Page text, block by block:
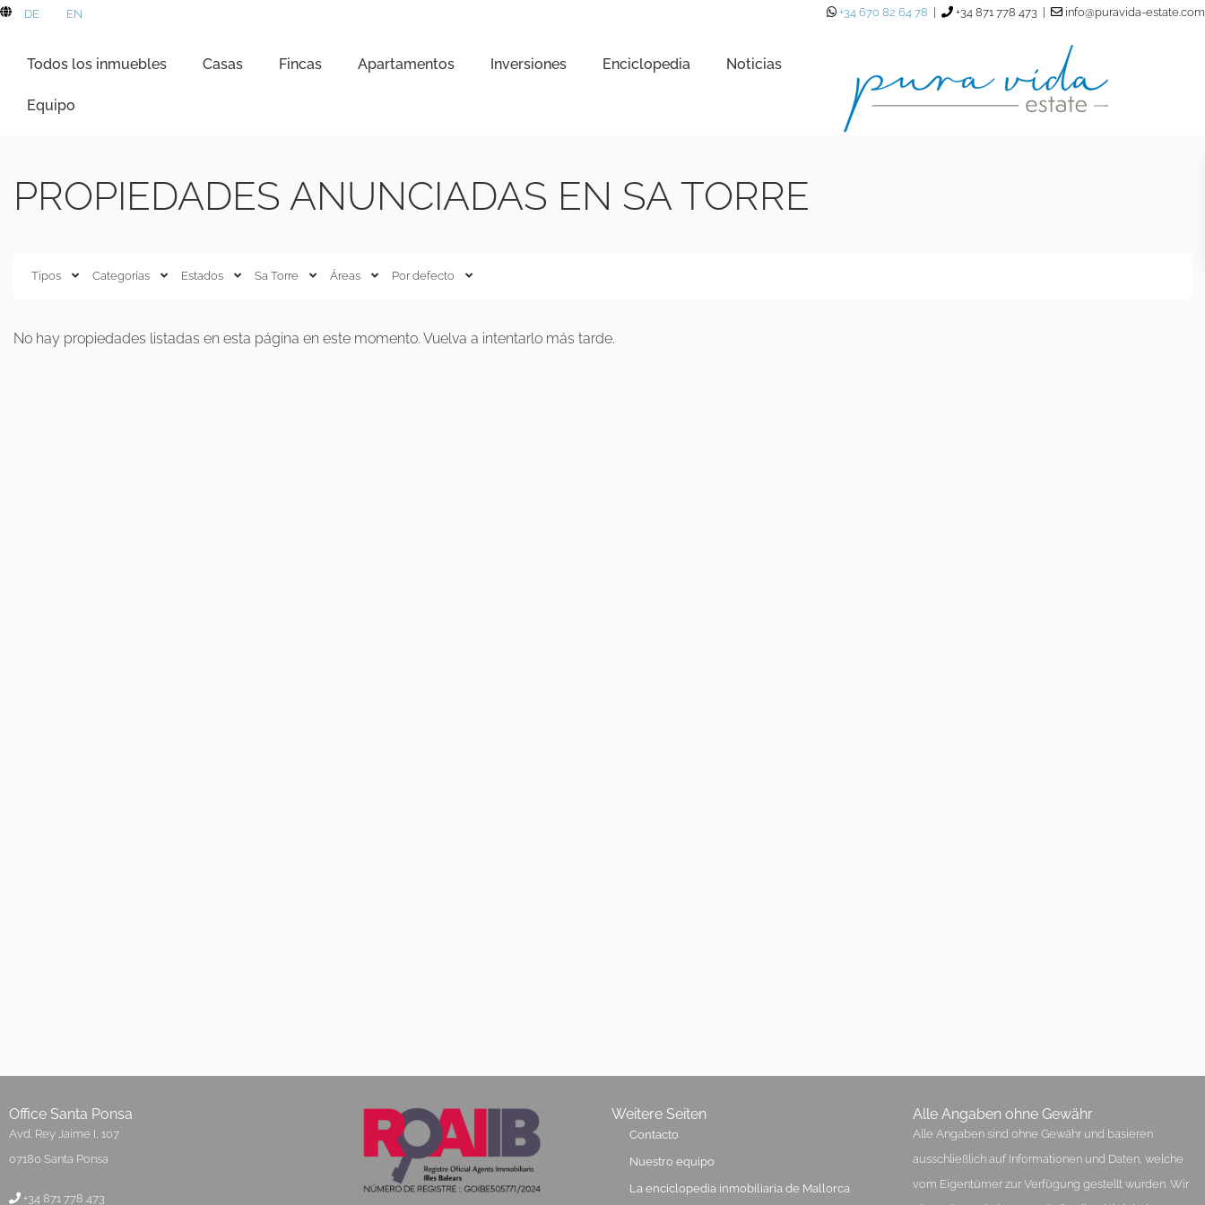
DE EN +34 670 82 64 78 +34 871 778 473 | info@puravida-estate.com
Todos los inmuebles Casas Fincas Apartamentos Inversiones Enciclopedia Noticias
Equipo
PROPIEDADES ANUNCIADAS EN SA TORRE
Tipos Categorías Estados Sa Torre Áreas Por defecto
No hay propiedades listadas en esta página en este momento. Vuelva a intentarlo más tarde.
Office Santa Ponsa
Avd. Rey Jaime I, 107
07180 Santa Ponsa
+34 871 778 473
Weitere Seiten
Contacto
Nuestro equipo
La enciclopedia inmobiliaria de Mallorca
Alle Angaben ohne Gewähr
Alle Angaben sind ohne Gewähr und basieren
ausschließlich auf Informationen und Daten, welche
vom Eigentümer zur Verfügung gestellt wurden. Wir